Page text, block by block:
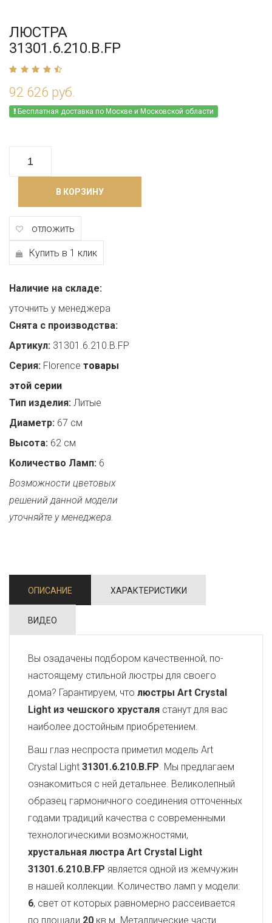
ЛЮСТРА
31301.6.210.B.FP
92 626 руб.
Бесплатная доставка по Москве и Московской области
В КОРЗИНУ
отложить
Купить в 1 клик
Наличие на складе:
уточнить у менеджера
Снята с производства:
Артикул: 31301.6.210.B.FP
Серия: Florence товары
этой серии
Тип изделия: Литые
Диаметр: 67 см
Высота: 62 см
Количество Ламп: 6
Возможности цветовых
решений данной модели
уточняйте у менеджера.
ОПИСАНИЕ ХАРАКТЕРИСТИКИ
ВИДЕО
Вы озадачены подбором качественной, по-
настоящему стильной люстры для своего
дома? Гарантируем, что люстры Art Crystal
Light из чешского хрусталя станут для вас
наиболее достойным приобретением.
Ваш глаз неспроста приметил модель Art
Crystal Light 31301.6.210.B.FP. Мы предлагаем
ознакомиться с ней детальнее. Великолепный
образец гармоничного соединения отточенных
годами традиций качества с современными
технологическими возможностями,
хрустальная люстра Art Crystal Light
31301.6.210.B.FP является одной из жемчужин
в нашей коллекции. Количество ламп у модели:
6, свет от которых равномерно рассеивается
по площади 20 кв.м. Металлические части